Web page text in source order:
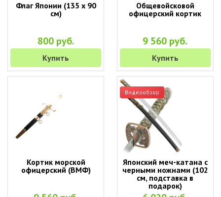
Флаг Японии (135 х 90
см)
800 руб.
Купить
Общевойсковой
офицерский кортик
9 560 руб.
Купить
Кортик морской
офицерский (ВМФ)
Видеообзор
Японский меч-катана с
черными ножнами (102
см, подставка в
подарок)